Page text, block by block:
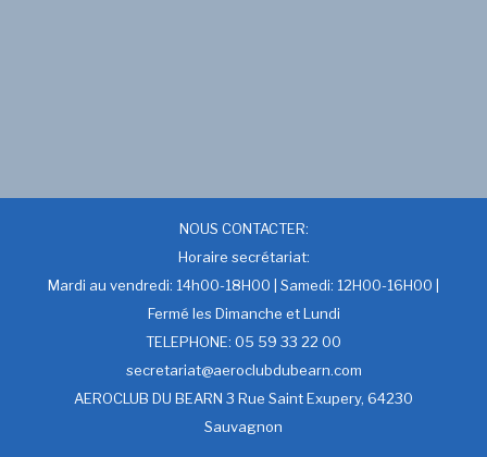
NOUS CONTACTER:
Horaire secrétariat:
Mardi au vendredi: 14h00-18H00 | Samedi: 12H00-16H00 |
Fermé les Dimanche et Lundi
TELEPHONE: 05 59 33 22 00
secretariat@aeroclubdubearn.com
AEROCLUB DU BEARN 3 Rue Saint Exupery, 64230
Sauvagnon